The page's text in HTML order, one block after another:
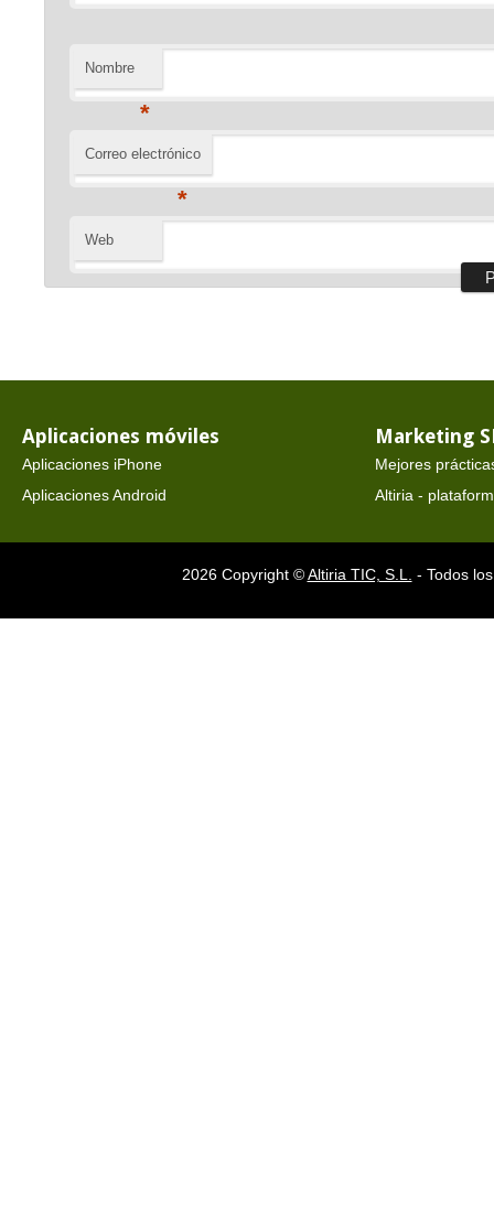
Nombre
*
Correo electrónico
*
Web
Aplicaciones móviles
Aplicaciones iPhone
Aplicaciones Android
Marketing
Mejores
Altiria -
2026 Copyright ©Altiria TIC, S.L. - Todos